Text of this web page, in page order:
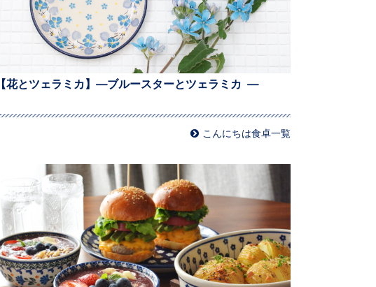
【花とツェラミカ】—ブルースターとツェラミカ —
こんにちは食卓一覧